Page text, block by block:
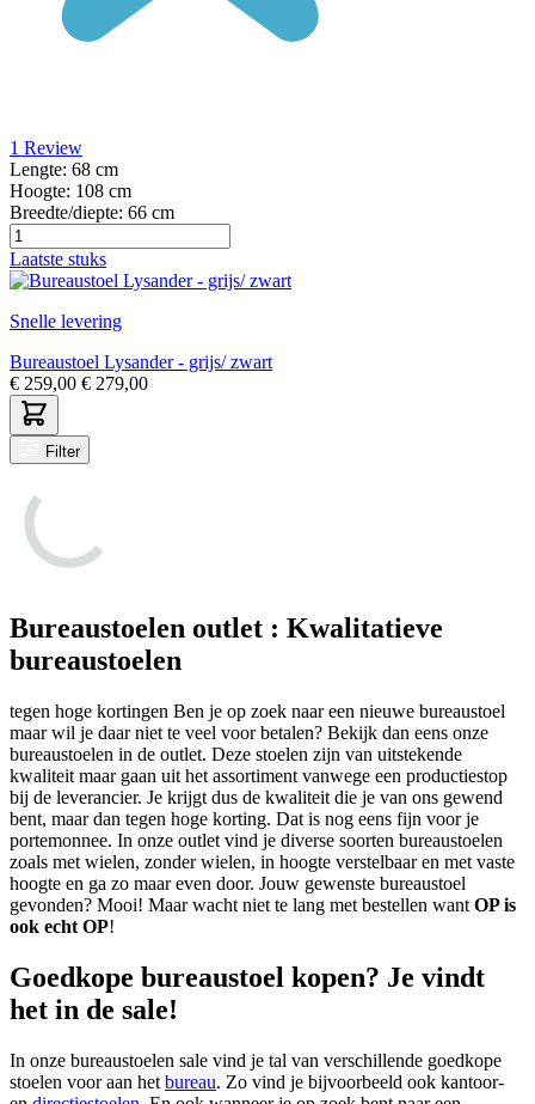
1 Review
Lengte: 68 cm
Hoogte: 108 cm
Breedte/diepte: 66 cm
Laatste stuks
Snelle levering
Bureaustoel Lysander - grijs/ zwart
€ 259,00 € 279,00
Filter
Bureaustoelen outlet : Kwalitatieve
bureaustoelen
tegen hoge kortingen Ben je op zoek naar een nieuwe bureaustoel
maar wil je daar niet te veel voor betalen? Bekijk dan eens onze
bureaustoelen in de outlet. Deze stoelen zijn van uitstekende
kwaliteit maar gaan uit het assortiment vanwege een productiestop
bij de leverancier. Je krijgt dus de kwaliteit die je van ons gewend
bent, maar dan tegen hoge korting. Dat is nog eens fijn voor je
portemonnee. In onze outlet vind je diverse soorten bureaustoelen
zoals met wielen, zonder wielen, in hoogte verstelbaar en met vaste
hoogte en ga zo maar even door. Jouw gewenste bureaustoel
gevonden? Mooi! Maar wacht niet te lang met bestellen want OP is
ook echt OP!
Goedkope bureaustoel kopen? Je vindt
het in de sale!
In onze bureaustoelen sale vind je tal van verschillende goedkope
stoelen voor aan het bureau. Zo vind je bijvoorbeeld ook kantoor-